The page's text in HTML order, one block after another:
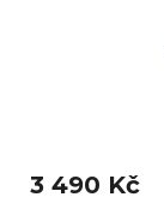
3 490 Kč